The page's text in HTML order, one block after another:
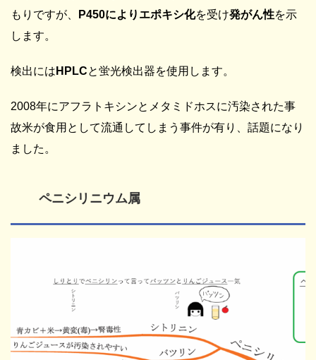
もりですが、
P450によりエポキシ化を受け発がん性を示
します。
検出には HPLCと蛍光検出器を使用します。
2008年にアフラトキシンとメタミドホスに汚染された事
故米が食用として流通してしまう事件が有り、話題になり
ました。
ペニシリニウム属